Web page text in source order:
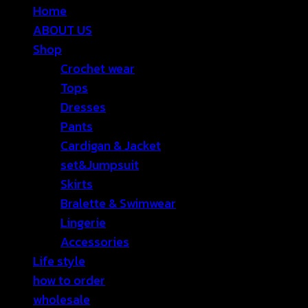
Home
ABOUT US
Shop
Crochet wear
Tops
Dresses
Pants
Cardigan & Jacket
set&Jumpsuit
Skirts
Bralette & Swimwear
Lingerie
Accessories
Life style
how to order
wholesale